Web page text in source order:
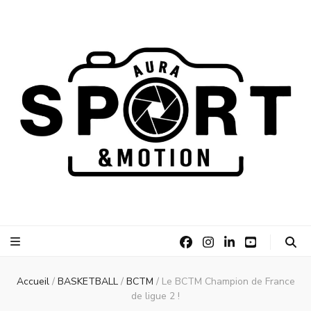
&Motion
Accueil / BASKETBALL / BCTM / Le BCTM Champion de France
de ligue 2 !